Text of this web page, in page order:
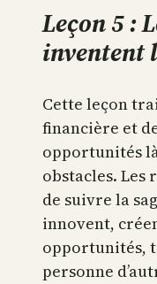
Leçon 5 :
inventent
Cette leçon
financière et
opportunités
obstacles. Les
de suivre la
innovent,
opportunités,
personne